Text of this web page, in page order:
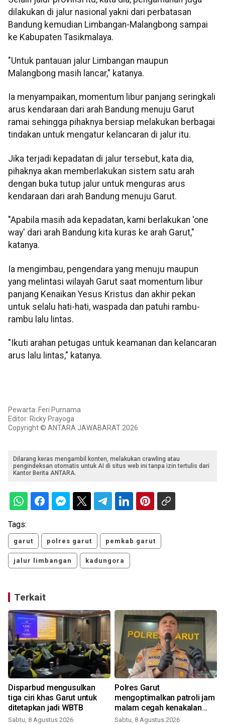
dilakukan di jalur nasional yakni dari perbatasan
Bandung kemudian Limbangan-Malangbong sampai
ke Kabupaten Tasikmalaya.
"Untuk pantauan jalur Limbangan maupun
Malangbong masih lancar," katanya.
Ia menyampaikan, momentum libur panjang seringkali
arus kendaraan dari arah Bandung menuju Garut
ramai sehingga pihaknya bersiap melakukan berbagai
tindakan untuk mengatur kelancaran di jalur itu.
Jika terjadi kepadatan di jalur tersebut, kata dia,
pihaknya akan memberlakukan sistem satu arah
dengan buka tutup jalur untuk menguras arus
kendaraan dari arah Bandung menuju Garut.
"Apabila masih ada kepadatan, kami berlakukan 'one
way' dari arah Bandung kita kuras ke arah Garut,"
katanya.
Ia mengimbau, pengendara yang menuju maupun
yang melintasi wilayah Garut saat momentum libur
panjang Kenaikan Yesus Kristus dan akhir pekan
untuk selalu hati-hati, waspada dan patuhi rambu-
rambu lalu lintas.
"Ikuti arahan petugas untuk keamanan dan kelancaran
arus lalu lintas," katanya.
Pewarta: Feri Purnama
Editor: Ricky Prayoga
Copyright © ANTARA JAWABARAT 2026
Dilarang keras mengambil konten, melakukan crawling atau
pengindeksan otomatis untuk AI di situs web ini tanpa izin tertulis dari
Kantor Berita ANTARA.
Tags:
garut polres garut pemkab garut
jalur limbangan kadungora
Terkait
Disparbud mengusulkan
tiga ciri khas Garut untuk
ditetapkan jadi WBTB
Sabtu, 8 Agustus 2026
Polres Garut
mengoptimalkan patroli jam
malam cegah kenakalan
pelajar
Sabtu, 8 Agustus 2026